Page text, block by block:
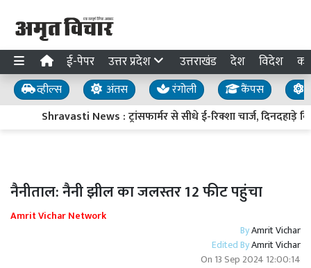
ई-पेपर उत्तर प्रदेश उत्तराखंड देश विदेश
व्हील्स अंतस रंगोली कैंपस
Shravasti News : ट्रांसफार्मर से सीधे ई-रिक्शा चार्ज, दिनदहाड़े
नैनीताल: नैनी झील का जलस्तर 12 फीट पहुंचा
Amrit Vichar Network
ByAmrit Vichar
Edited ByAmrit Vichar
On 13 Sep 2024 12:00:14